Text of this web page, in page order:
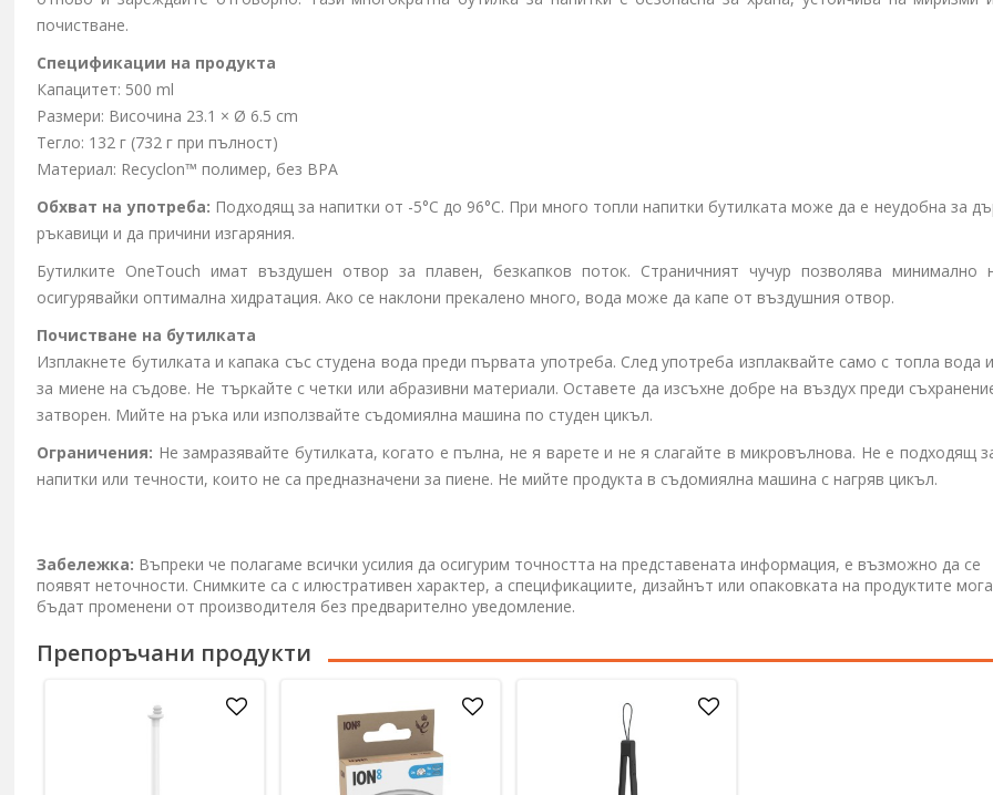
почистване.
Спецификации на продукта
Капацитет: 500 ml
Размери: Височина 23.1 × Ø 6.5 cm
Тегло: 132 г (732 г при пълност)
Материал: Recyclon™ полимер, без BPA
Обхват на употреба: Подходящ за напитки от -5°C до 96°C. При много топли напитки бутилката може да е неудобна за
ръкавици и да причини изгаряния.
Бутилките OneTouch имат въздушен отвор за плавен, безкапков поток. Страничният чучур позволява минимално
осигурявайки оптимална хидратация. Ако се наклони прекалено много, вода може да капе от въздушния отвор.
Почистване на бутилката
Изплакнете бутилката и капака със студена вода преди първата употреба. След употреба изплаквайте само с топла вода
за миене на съдове. Не търкайте с четки или абразивни материали. Оставете да изсъхне добре на въздух преди
затворен. Мийте на ръка или използвайте съдомиялна машина по студен цикъл.
Ограничения: Не замразявайте бутилката, когато е пълна, не я варете и не я слагайте в микровълнова. Не е подходящ
напитки или течности, които не са предназначени за пиене. Не мийте продукта в съдомиялна машина с нагряв цикъл.
Забележка: Въпреки че полагаме всички усилия да осигурим точността на представената информация, е възможно да се
появят неточности. Снимките са с илюстративен характер, а спецификациите, дизайнът или опаковката на продуктите
бъдат променени от производителя без предварително уведомление.
Препоръчани продукти